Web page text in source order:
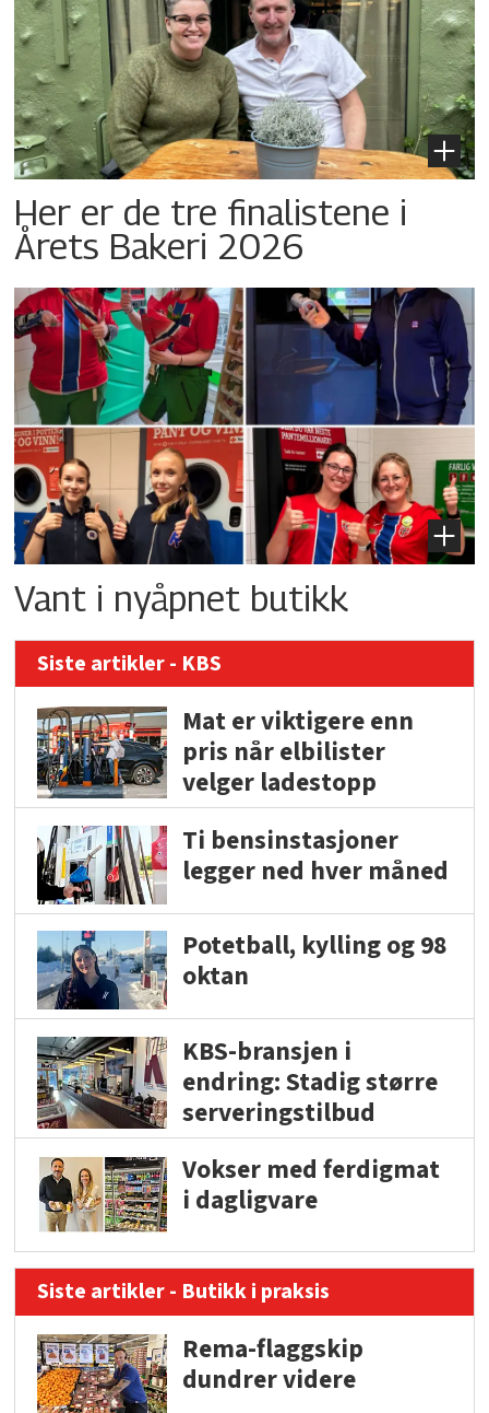
Her er de tre finalistene i
Årets Bakeri 2026
Vant i nyåpnet butikk
Siste artikler - KBS
Mat er viktigere enn
pris når elbilister
velger ladestopp
Ti bensinstasjoner
legger ned hver måned
Potetball, kylling og 98
oktan
KBS-bransjen i
endring: Stadig større
serveringstilbud
Vokser med ferdigmat
i dagligvare
Siste artikler - Butikk i praksis
Rema-flaggskip
dundrer videre